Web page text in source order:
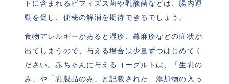
トに含まれるビフィズス菌や乳酸菌などは、腸内運
動を促し、便秘の解消を期待できるでしょう。
食物アレルギーがあると湿疹、蕁麻疹などの症状が
出てしまうので、与える場合は少量ずつはじめてく
ださい。赤ちゃんに与えるヨーグルトは、「生乳の
み」や「乳製品のみ」と記載された、添加物の入っ